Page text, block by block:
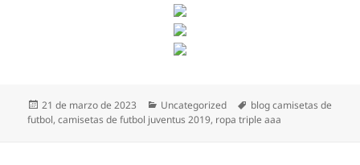
Publicado
el
21 de marzo de 2023 Categorías
Uncategorized Etiquetas
blog camisetas de
futbol,camisetas de futbol juventus 2019, ropa triple aaa